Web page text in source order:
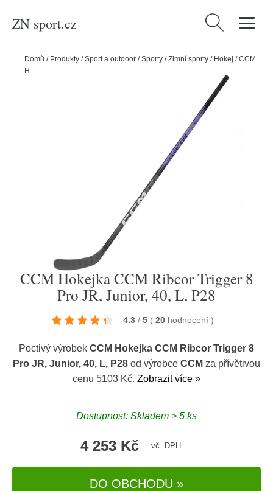
ZN sport.cz Vyhledávání
Domů / Produkty /Sport a outdoor /Sporty /Zimní sporty / Hokej /CCM
Hokejka CCM Ribcor Trigger 8 Pro JR, Junior, 40, L, P28
CCM Hokejka CCM Ribcor Trigger 8
Pro JR, Junior, 40, L, P28
4.3 / 5 ( 20 hodnocení )
Poctivý výrobek CCM Hokejka CCM Ribcor Trigger 8
Pro JR, Junior, 40, L, P28 od výrobce CCM za přívětivou
cenu 5103 Kč. Zobrazit více »
Dostupnost: Skladem > 5 ks
4 253 Kč vč. DPH
DO OBCHODU »